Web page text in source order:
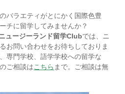
バラエティがとにかく国際色豊
チに留学してみませんか？
ージーランド留学Clubでは、ニ
お問い合わせをお待ちしておりま
専門学校、語学学校への留学な
ご相談はこちら まで。ご相談は無